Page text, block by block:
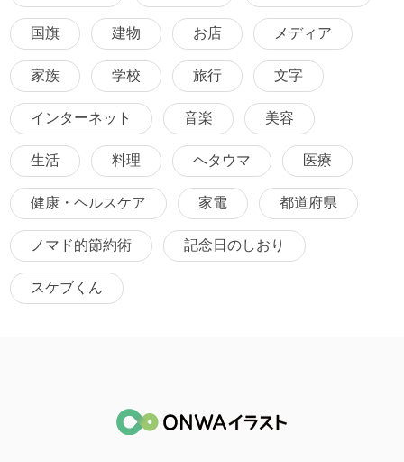
国旗 建物 お店 メディア
家族 学校 旅行 文字
インターネット 音楽 美容
生活 料理 ヘタウマ 医療
健康・ヘルスケア 家電 都道府県
ノマド的節約術 記念日のしおり
スケブくん